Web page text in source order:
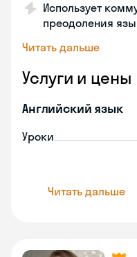
Использует
преодоления
Читать дальше
Услуги и цены
Английский язык
Уроки
Читать дальше